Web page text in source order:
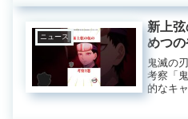
代人に
す。今
し...
ニュース
新上
めつの
鬼滅の
考察「
的なキ